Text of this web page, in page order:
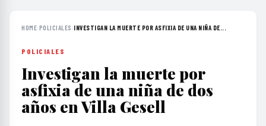
HOME›POLICIALES ›INVESTIGAN LA MUERTE POR ASFIXIA DE UNA NIÑA DE...
POLICIALES
Investigan la muerte por
asfixia de una niña de dos
años en Villa Gesell